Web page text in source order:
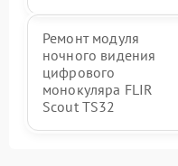
Ремонт модуля
ночного видения
цифрового
монокуляра FLIR
Scout TS32